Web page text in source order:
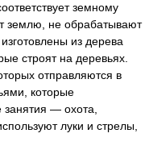
земному
землю, не обрабатывают
из дерева
строят на деревьях.
отправляются в
которые
— охота,
луки и стрелы,